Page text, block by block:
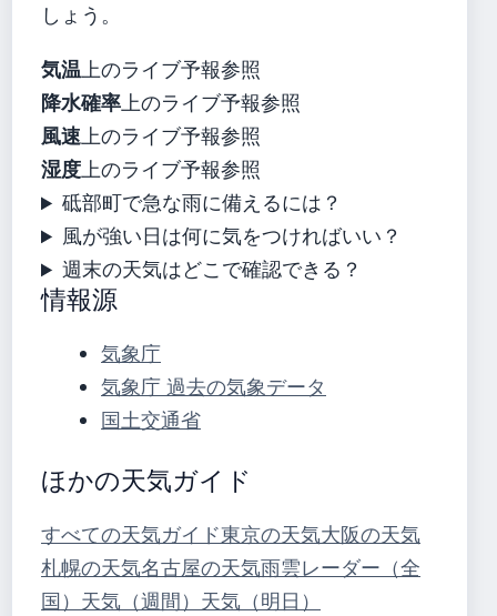
しょう。
気温上のライブ予報参照
降水確率上のライブ予報参照
風速上のライブ予報参照
湿度上のライブ予報参照
砥部町で急な雨に備えるには？
風が強い日は何に気をつければいい？
週末の天気はどこで確認できる？
情報源
気象庁
気象庁 過去の気象データ
国土交通省
ほかの天気ガイド
すべての天気ガイド東京の天気大阪の天気
札幌の天気名古屋の天気雨雲レーダー（全
国） 天気（週間） 天気（明日）